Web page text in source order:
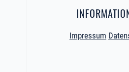
Impressum